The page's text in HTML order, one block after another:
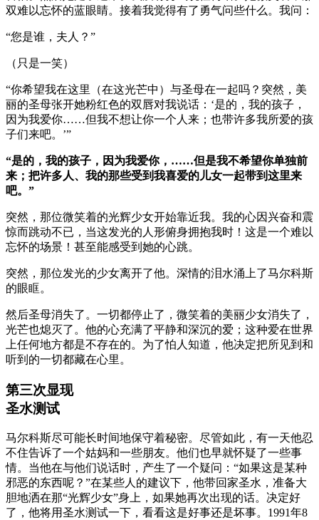
双难以忘怀的蓝眼睛。接着我觉得有了勇气问些什么。我问：
“您是谁，夫人？”
（只是一笑）
“你希望我在这里（在这光芒中）与圣母在一起吗？突然，美
丽的圣母张开她粉红色的双唇对我说话：‘是的，我的孩子，
因为我爱你……但我不想让你一个人来；也带许多我所爱的孩
子们来吧。’”
“是的，我的孩子，因为我爱你，……但是我不希望你单独前
来；把许多人、我的那些受到我喜爱的儿女一起带到这里来
吧。”
突然，那位微笑着的光辉少女开始靠近我。我的心因兴奋和震
惊而跳动不已，当这发光的人形俯身拥抱我时！这是一个难以
忘怀的场景！甚至能感受到她的心跳。
突然，那位发光的少女离开了他。深情的泪水涌上了马尔科斯
的眼眶。
然后圣母消失了。一切都停止了，微笑着的美丽少女消失了，
光芒也熄灭了。他的心充满了平静和深沉的爱；这种爱在世界
上任何地方都是不存在的。为了怕人知道，他决定把所见到和
听到的一切都藏在心里。
第三次显现
圣水测试
马尔科斯尽可能长时间地保守着秘密。尽管如此，有一天他忍
不住告诉了一个姑妈和一些朋友。他们也早就怀疑了一些事
情。当他在与他们说话时，产生了一个疑问：“如果这是某种
邪恶的东西呢？”在某些人的建议下，他带回家圣水，准备大
胆地洒在那“光辉少女”身上，如果她再次出现的话。决定好
了，他将用圣水测试一下，看看这是好事还是坏事。1991年8